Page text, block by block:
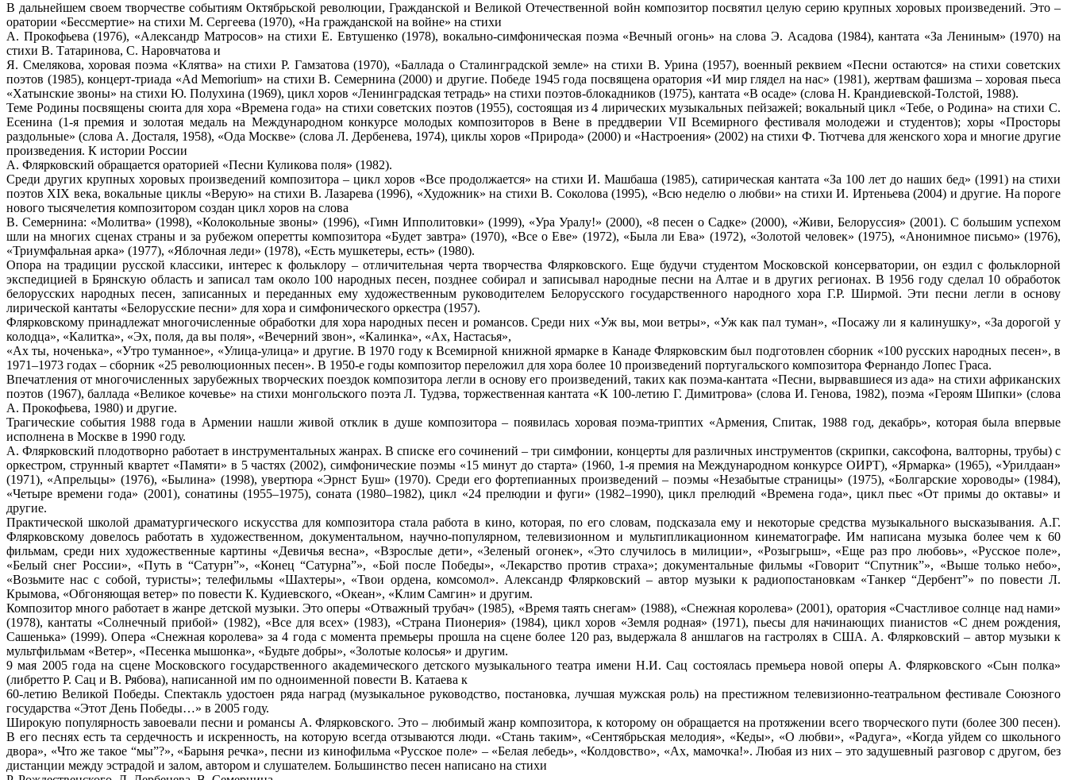
В дальнейшем своем творчестве событиям Октябрьской революции, Гражданской и Великой Отечественной войн композитор посвятил целую серию крупных хоровых произведений. Это –
оратории «Бессмертие» на стихи М. Сергеева (1970), «На гражданской на войне» на стихи
А. Прокофьева (1976), «Александр Матросов» на стихи Е. Евтушенко (1978), вокально-симфоническая поэма «Вечный огонь» на слова Э. Асадова (1984), кантата «За Лениным» (1970) на
стихи В. Татаринова, С. Наровчатова и
Я. Смелякова, хоровая поэма «Клятва» на стихи Р. Гамзатова (1970), «Баллада о Сталинградской земле» на стихи В. Урина (1957), военный реквием «Песни остаются» на стихи советских
поэтов (1985), концерт-триада «Ad Memorium» на стихи В. Семернина (2000) и другие. Победе 1945 года посвящена оратория «И мир глядел на нас» (1981), жертвам фашизма – хоровая пьеса
«Хатынские звоны» на стихи Ю. Полухина (1969), цикл хоров «Ленинградская тетрадь» на стихи поэтов-блокадников (1975), кантата «В осаде» (слова Н. Крандиевской-Толстой, 1988).
Теме Родины посвящены сюита для хора «Времена года» на стихи советских поэтов (1955), состоящая из 4 лирических музыкальных пейзажей; вокальный цикл «Тебе, о Родина» на стихи С.
Есенина (1-я премия и золотая медаль на Международном конкурсе молодых композиторов в Вене в преддверии VII Всемирного фестиваля молодежи и студентов); хоры «Просторы
раздольные» (слова А. Досталя, 1958), «Ода Москве» (слова Л. Дербенева, 1974), циклы хоров «Природа» (2000) и «Настроения» (2002) на стихи Ф. Тютчева для женского хора и многие другие
произведения. К истории России
А. Флярковский обращается ораторией «Песни Куликова поля» (1982).
Среди других крупных хоровых произведений композитора – цикл хоров «Все продолжается» на стихи И. Машбаша (1985), сатирическая кантата «За 100 лет до наших бед» (1991) на стихи
поэтов XIX века, вокальные циклы «Верую» на стихи В. Лазарева (1996), «Художник» на стихи В. Соколова (1995), «Всю неделю о любви» на стихи И. Иртеньева (2004) и другие. На пороге
нового тысячелетия композитором создан цикл хоров на слова
В. Семернина: «Молитва» (1998), «Колокольные звоны» (1996), «Гимн Ипполитовки» (1999), «Ура Уралу!» (2000), «8 песен о Садке» (2000), «Живи, Белоруссия» (2001). С большим успехом
шли на многих сценах страны и за рубежом оперетты композитора «Будет завтра» (1970), «Все о Еве» (1972), «Была ли Ева» (1972), «Золотой человек» (1975), «Анонимное письмо» (1976),
«Триумфальная арка» (1977), «Яблочная леди» (1978), «Есть мушкетеры, есть» (1980).
Опора на традиции русской классики, интерес к фольклору – отличительная черта творчества Флярковского. Еще будучи студентом Московской консерватории, он ездил с фольклорной
экспедицией в Брянскую область и записал там около 100 народных песен, позднее собирал и записывал народные песни на Алтае и в других регионах. В 1956 году сделал 10 обработок
белорусских народных песен, записанных и переданных ему художественным руководителем Белорусского государственного народного хора Г.Р. Ширмой. Эти песни легли в основу
лирической кантаты «Белорусские песни» для хора и симфонического оркестра (1957).
Флярковскому принадлежат многочисленные обработки для хора народных песен и романсов. Среди них «Уж вы, мои ветры», «Уж как пал туман», «Посажу ли я калинушку», «За дорогой у
колодца», «Калитка», «Эх, поля, да вы поля», «Вечерний звон», «Калинка», «Ах, Настасья»,
«Ах ты, ноченька», «Утро туманное», «Улица-улица» и другие. В 1970 году к Всемирной книжной ярмарке в Канаде Флярковским был подготовлен сборник «100 русских народных песен», в
1971–1973 годах – сборник «25 революционных песен». В 1950-е годы композитор переложил для хора более 10 произведений португальского композитора Фернандо Лопес Граса.
Впечатления от многочисленных зарубежных творческих поездок композитора легли в основу его произведений, таких как поэма-кантата «Песни, вырвавшиеся из ада» на стихи африканских
поэтов (1967), баллада «Великое кочевье» на стихи монгольского поэта Л. Тудэва, торжественная кантата «К 100-летию Г. Димитрова» (слова И. Генова, 1982), поэма «Героям Шипки» (слова
А. Прокофьева, 1980) и другие.
Трагические события 1988 года в Армении нашли живой отклик в душе композитора – появилась хоровая поэма-триптих «Армения, Спитак, 1988 год, декабрь», которая была впервые
исполнена в Москве в 1990 году.
А. Флярковский плодотворно работает в инструментальных жанрах. В списке его сочинений – три симфонии, концерты для различных инструментов (скрипки, саксофона, валторны, трубы) с
оркестром, струнный квартет «Памяти» в 5 частях (2002), симфонические поэмы «15 минут до старта» (1960, 1-я премия на Международном конкурсе ОИРТ), «Ярмарка» (1965), «Урилдаан»
(1971), «Апрельцы» (1976), «Былина» (1998), увертюра «Эрнст Буш» (1970). Среди его фортепианных произведений – поэмы «Незабытые страницы» (1975), «Болгарские хороводы» (1984),
«Четыре времени года» (2001), сонатины (1955–1975), соната (1980–1982), цикл «24 прелюдии и фуги» (1982–1990), цикл прелюдий «Времена года», цикл пьес «От примы до октавы» и
другие.
Практической школой драматургического искусства для композитора стала работа в кино, которая, по его словам, подсказала ему и некоторые средства музыкального высказывания. А.Г.
Флярковскому довелось работать в художественном, документальном, научно-популярном, телевизионном и мультипликационном кинематографе. Им написана музыка более чем к 60
фильмам, среди них художественные картины «Девичья весна», «Взрослые дети», «Зеленый огонек», «Это случилось в милиции», «Розыгрыш», «Еще раз про любовь», «Русское поле»,
«Белый снег России», «Путь в “Сатурн”», «Конец “Сатурна”», «Бой после Победы», «Лекарство против страха»; документальные фильмы «Говорит “Спутник”», «Выше только небо»,
«Возьмите нас с собой, туристы»; телефильмы «Шахтеры», «Твои ордена, комсомол». Александр Флярковский – автор музыки к радиопостановкам «Танкер “Дербент”» по повести Л.
Крымова, «Обгоняющая ветер» по повести К. Кудиевского, «Океан», «Клим Самгин» и другим.
Композитор много работает в жанре детской музыки. Это оперы «Отважный трубач» (1985), «Время таять снегам» (1988), «Снежная королева» (2001), оратория «Счастливое солнце над нами»
(1978), кантаты «Солнечный прибой» (1982), «Все для всех» (1983), «Страна Пионерия» (1984), цикл хоров «Земля родная» (1971), пьесы для начинающих пианистов «С днем рождения,
Сашенька» (1999). Опера «Снежная королева» за 4 года с момента премьеры прошла на сцене более 120 раз, выдержала 8 аншлагов на гастролях в США. А. Флярковский – автор музыки к
мультфильмам «Ветер», «Песенка мышонка», «Будьте добры», «Золотые колосья» и другим.
9 мая 2005 года на сцене Московского государственного академического детского музыкального театра имени Н.И. Сац состоялась премьера новой оперы А. Флярковского «Сын полка»
(либретто Р. Сац и В. Рябова), написанной им по одноименной повести В. Катаева к
60-летию Великой Победы. Спектакль удостоен ряда наград (музыкальное руководство, постановка, лучшая мужская роль) на престижном телевизионно-театральном фестивале Союзного
государства «Этот День Победы…» в 2005 году.
Широкую популярность завоевали песни и романсы А. Флярковского. Это – любимый жанр композитора, к которому он обращается на протяжении всего творческого пути (более 300 песен).
В его песнях есть та сердечность и искренность, на которую всегда отзываются люди. «Стань таким», «Сентябрьская мелодия», «Кеды», «О любви», «Радуга», «Когда уйдем со школьного
двора», «Что же такое “мы”?», «Барыня речка», песни из кинофильма «Русское поле» – «Белая лебедь», «Колдовство», «Ах, мамочка!». Любая из них – это задушевный разговор с другом, без
дистанции между эстрадой и залом, автором и слушателем. Большинство песен написано на стихи